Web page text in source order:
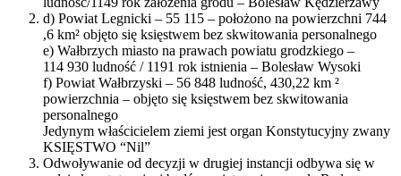
d) Powiat Legnicki – 55 115 – położono na powierzchni 744
,6 km² objęto się księstwem bez skwitowania personalnego
e) Wałbrzych miasto na prawach powiatu grodzkiego –
114 930 ludność / 1191 rok istnienia – Bolesław Wysoki
f) Powiat Wałbrzyski – 56 848 ludność, 430,22 km ²
powierzchnia – objęto się księstwem bez skwitowania
personalnego
Jedynym właścicielem ziemi jest organ Konstytucyjny zwany
KSIĘSTWO “Nil”
Odwoływanie od decyzji w drugiej instancji odbywa się w